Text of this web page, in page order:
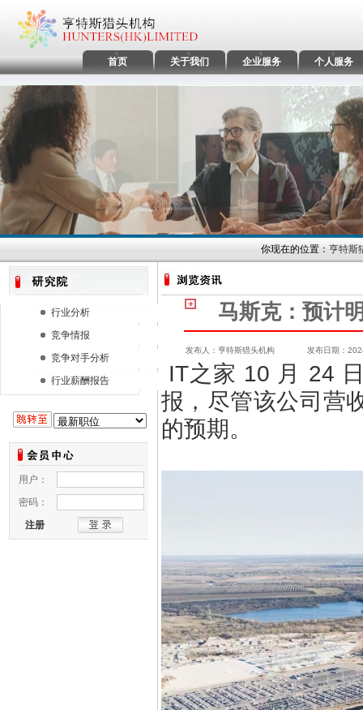
首页 关于我们 企业服务 个人服务
你现在的位置： 亨特斯
行业分析
竞争情报
竞争对手分析
行业薪酬报告
马斯克：预计
发布人：亨特斯猎头机构 发布日期：
IT之家 10 月 24
报，尽管该公司营
的预期。